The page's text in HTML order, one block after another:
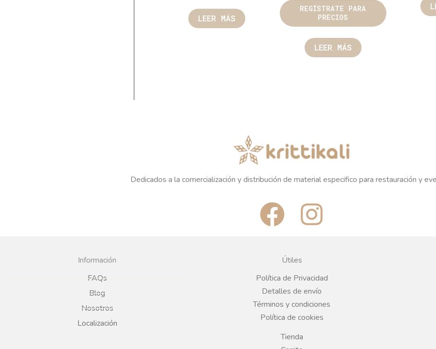
LEER MÁS
REGÍSTRATE PARA
PRECIOS
LEER MÁS
Dedicados a la comercialización y distribución de material especifico para restauración y
F
a
c
e
b
o
I
n
t
a
Información
FAQs
Blog
Nosotros
Localización
Útiles
Política de Privacidad
Detalles de envío
Términos y condiciones
Política de cookies
Tienda